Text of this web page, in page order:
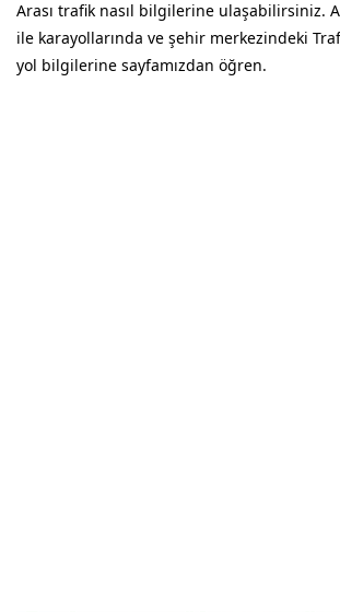
Arası trafik nasıl bilgilerine ulaşabilirsiniz.
ile karayollarında ve şehir merkezindeki
yol bilgilerine sayfamızdan öğren.